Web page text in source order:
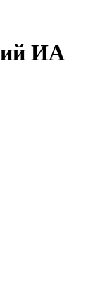
ИА